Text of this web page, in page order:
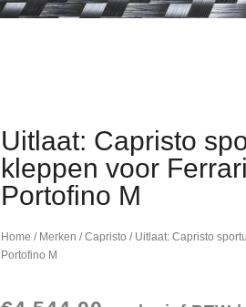
Uitlaat: Capristo
kleppen voor
Portofino M
Home / Merken /Capristo / Uitlaat: Capristo
Portofino M